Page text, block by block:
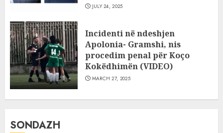
JULY 24, 2025
Incidenti në ndeshjen
Apolonia- Gramshi, nis
procedim penal për Koço
Kokëdhimën (VIDEO)
MARCH 27, 2025
SONDAZH